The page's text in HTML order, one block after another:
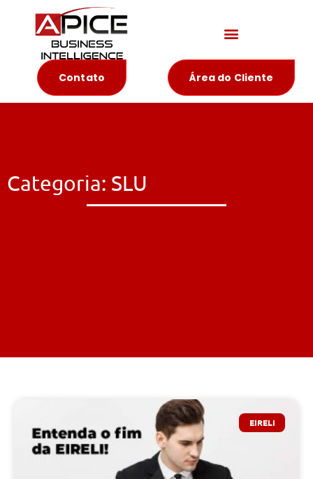
Contato Área do Cliente
Categoria: SLU
EIRELI